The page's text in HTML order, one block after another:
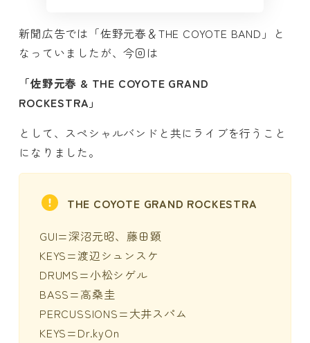
新聞広告では「佐野元春＆THE COYOTE BAND」と
なっていましたが、今回は
「佐野元春 & THE COYOTE GRAND
ROCKESTRA」
として、スペシャルバンドと共にライブを行うこと
になりました。
THE COYOTE GRAND ROCKESTRA
GUI=深沼元昭、藤田顕
KEYS=渡辺シュンスケ
DRUMS=小松シゲル
BASS=高桑圭
PERCUSSIONS=大井スパム
KEYS=Dr.kyOn